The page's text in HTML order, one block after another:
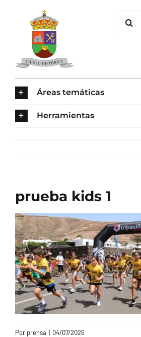
contenido
Buscar:
TURISMO
CONTACTO
Áreas temáticas
Herramientas
prueba kids 1
Por prensa | 04/07/2026